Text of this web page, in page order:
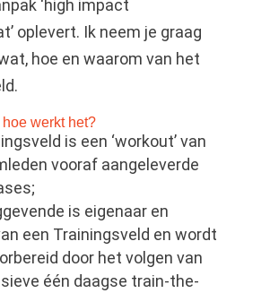
‘high impact
oplevert. Ik neem je graag
hoe en waarom van het
werkt het?
is een ‘workout’ van
vooraf aangeleverde
is eigenaar en
een Trainingsveld en wordt
door het volgen van
één daagse train-the-